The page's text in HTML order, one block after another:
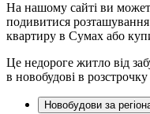
На нашому сайті ви
подивитися
квартиру в Сумах або
Це недороге житло від
в новобудові в
Новобудови за